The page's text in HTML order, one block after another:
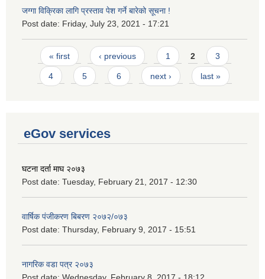
जग्गा विक्रिका लागि प्रस्ताव पेश गर्ने बारेको सूचना !
Post date: Friday, July 23, 2021 - 17:21
Pages
« first ‹ previous 1 2 3
4 5 6 next › last »
eGov services
घटना दर्ता माघ २०७३
Post date: Tuesday, February 21, 2017 - 12:30
वार्षिक पंजीकरण बिबरण २०७२/०७३
Post date: Thursday, February 9, 2017 - 15:51
नागरिक वडा पत्र २०७३